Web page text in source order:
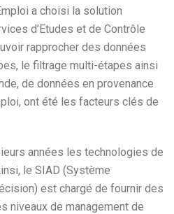
a choisi la solution
d’Etudes et de Contrôle
rapprocher des données
le filtrage multi-étapes ainsi
de données en provenance
ont été les facteurs clés de
années les technologies de
le SIAD (Système
est chargé de fournir des
niveaux de management de